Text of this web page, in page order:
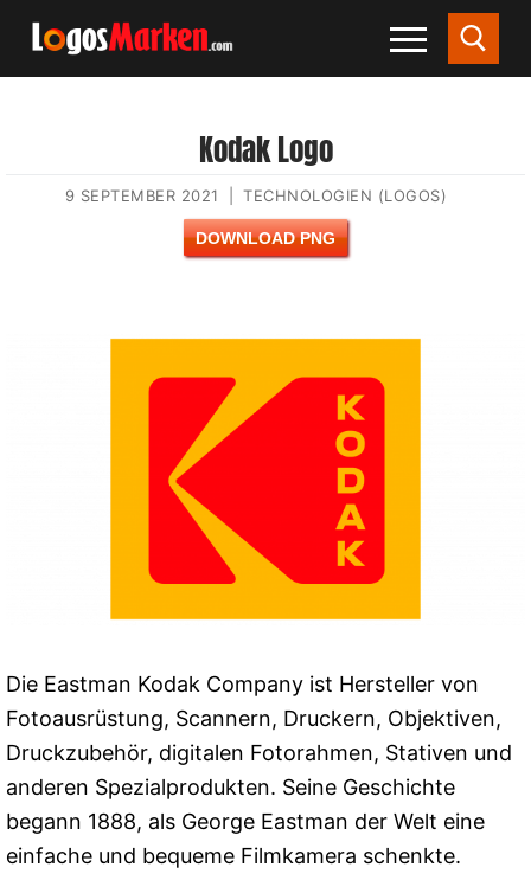
Kodak Logo
9 SEPTEMBER 2021 TECHNOLOGIEN (LOGOS)
DOWNLOAD PNG
Die Eastman Kodak Company ist Hersteller von
Fotoausrüstung, Scannern, Druckern, Objektiven,
Druckzubehör, digitalen Fotorahmen, Stativen und
anderen Spezialprodukten. Seine Geschichte
begann 1888, als George Eastman der Welt eine
einfache und bequeme Filmkamera schenkte.